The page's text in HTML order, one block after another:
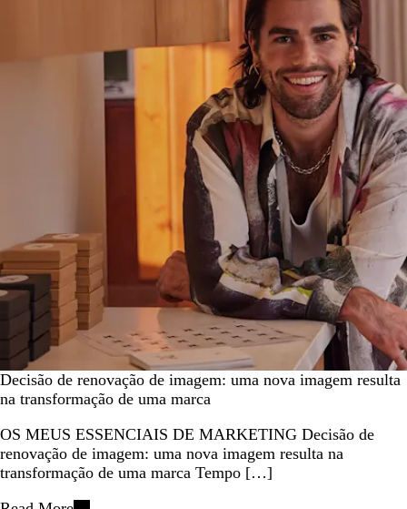
Decisão de renovação de imagem: uma nova imagem resulta
na transformação de uma marca
OS MEUS ESSENCIAIS DE MARKETING Decisão de
renovação de imagem: uma nova imagem resulta na
transformação de uma marca Tempo […]